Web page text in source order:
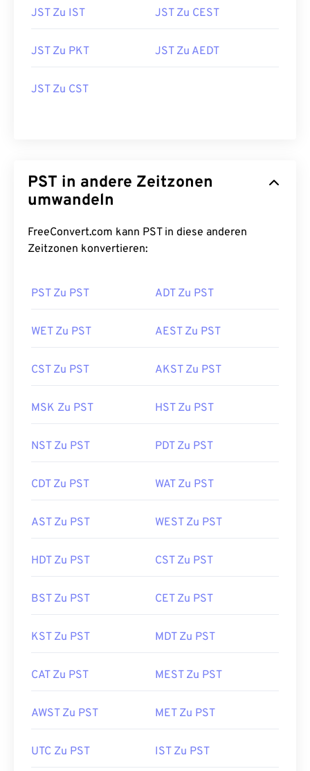
JST Zu IST JST Zu CEST
JST Zu PKT JST Zu AEDT
JST Zu CST
PST in andere Zeitzonen
umwandeln
FreeConvert.com kann PST in diese anderen
Zeitzonen konvertieren:
PST Zu PST ADT Zu PST
WET Zu PST AEST Zu PST
CST Zu PST AKST Zu PST
MSK Zu PST HST Zu PST
NST Zu PST PDT Zu PST
CDT Zu PST WAT Zu PST
AST Zu PST WEST Zu PST
HDT Zu PST CST Zu PST
BST Zu PST CET Zu PST
KST Zu PST MDT Zu PST
CAT Zu PST MEST Zu PST
AWST Zu PST MET Zu PST
UTC Zu PST IST Zu PST